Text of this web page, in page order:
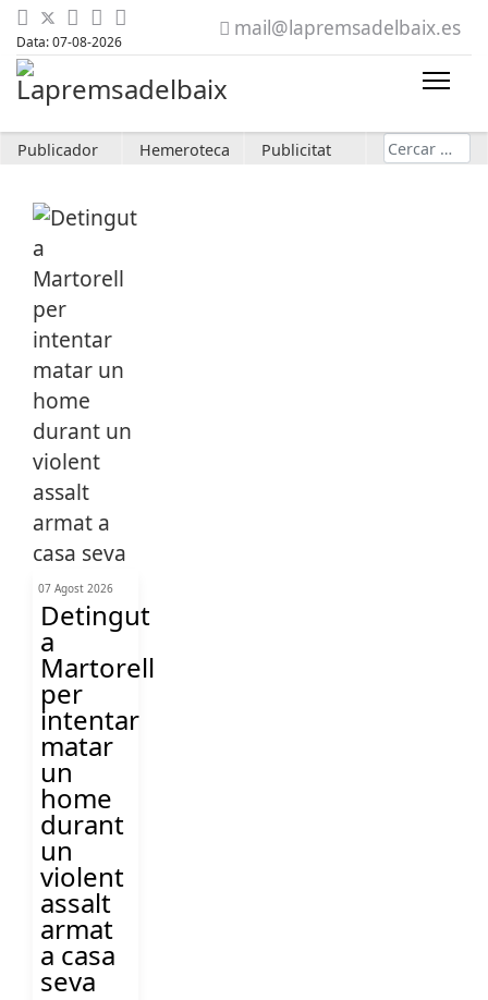
Data: 07-08-2026
mail@lapremsadelbaix.es
Publicador Hemeroteca Publicitat Cerca
07 Agost 2026
Detingut
a
Martorell
per
intentar
matar
un
home
durant
un
violent
assalt
armat
a casa
seva